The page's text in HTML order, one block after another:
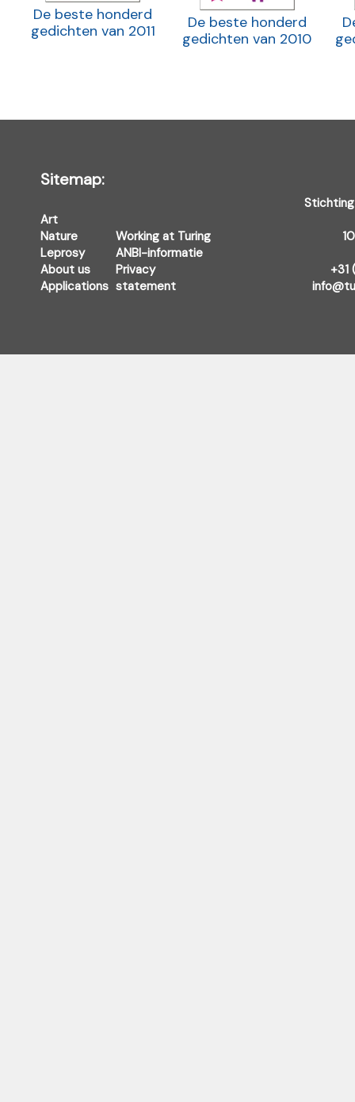
De beste honderd
gedichten van 2011
De beste honderd
gedichten van 2010
Sitemap:
Art
Nature
Leprosy
About us
Applications
Working at Turing
ANBI-informatie
Privacy
statement
Stichting